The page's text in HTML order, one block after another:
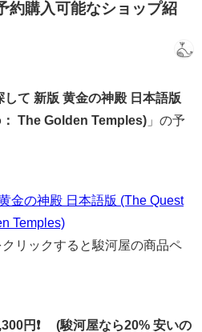
約購入可能なショップ紹
して 新版 黄金の神殿 日本語版
The Golden Temples) 」の予
金の神殿 日本語版 (The Quest
Temples)
リックすると駿河屋の商品ペ
円❗ (駿河屋なら20% 安いの